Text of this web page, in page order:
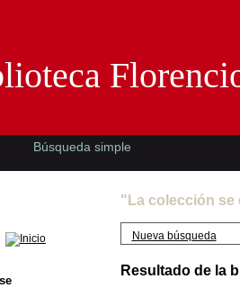
"La colección se
Nueva búsqueda
Resultado de la
Búsqueda simple